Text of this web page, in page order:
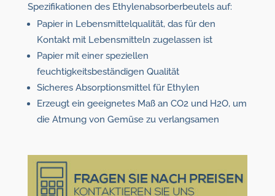
Spezifikationen des Ethylenabsorberbeutels auf:
Papier in Lebensmittelqualität, das für den
Kontakt mit Lebensmitteln zugelassen ist
Papier mit einer speziellen
feuchtigkeitsbeständigen Qualität
Sicheres Absorptionsmittel für Ethylen
Erzeugt ein geeignetes Maß an CO2 und H2O, um
die Atmung von Gemüse zu verlangsamen